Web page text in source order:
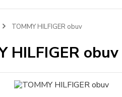
TOMMY HILFIGER obuv
HILFIGER obuv